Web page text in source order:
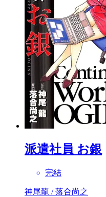
派遣社員 お銀
完結
神尾龍 / 落合尚之